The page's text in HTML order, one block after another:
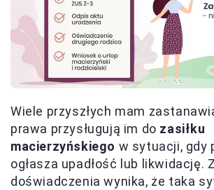
Wiele przyszłych mam
prawa przysługują im do zasiłku
macierzyńskiego w sytuacji, gdy
ogłasza upadłość lub likwidację.
doświadczenia wynika, że taka